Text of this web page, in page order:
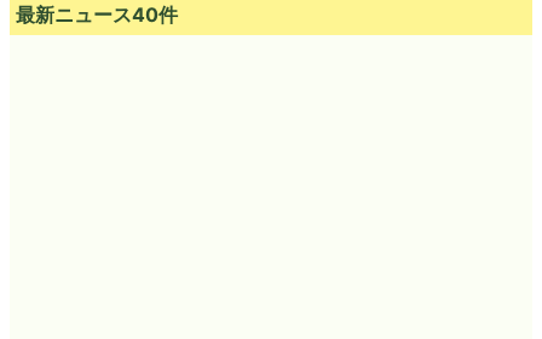
最新ニュース40件